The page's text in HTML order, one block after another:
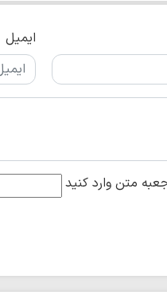
ایمیل
متن وارد کنید